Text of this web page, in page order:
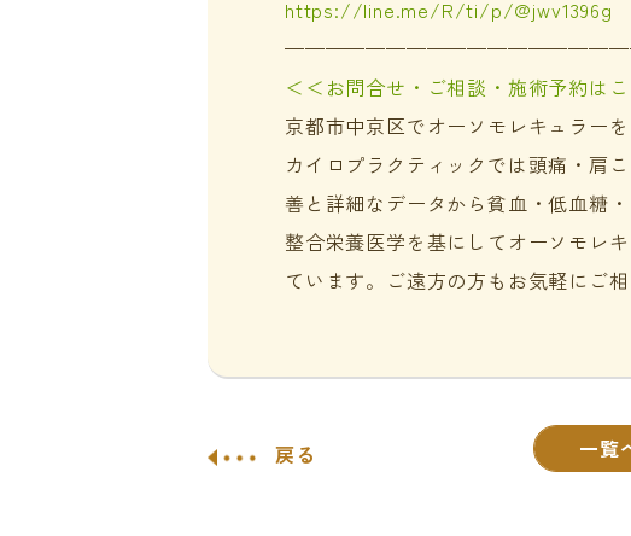
https://line.me/R/ti/p/@jwv1396g
＜＜お問合せ・ご相談・施術予約は
京都市中京区でオーソモレキュラー
カイロプラクティックでは頭痛・肩
善と詳細なデータから貧血・低血糖
整合栄養医学を基にしてオーソモレ
ています。ご遠方の方もお気軽にご相
戻る 一覧